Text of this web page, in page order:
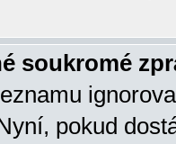
soukromé
pokud